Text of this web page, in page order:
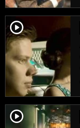
player2
player2